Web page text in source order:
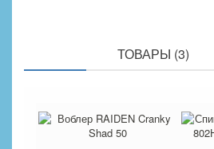
ТОВАРЫ (3)